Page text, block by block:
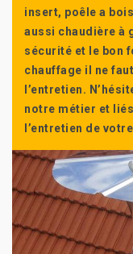
insert, poêle a
aussi chaudière à
sécurité et le bon
chauffage il ne
l’entretien.
notre métier et
l’entretien de